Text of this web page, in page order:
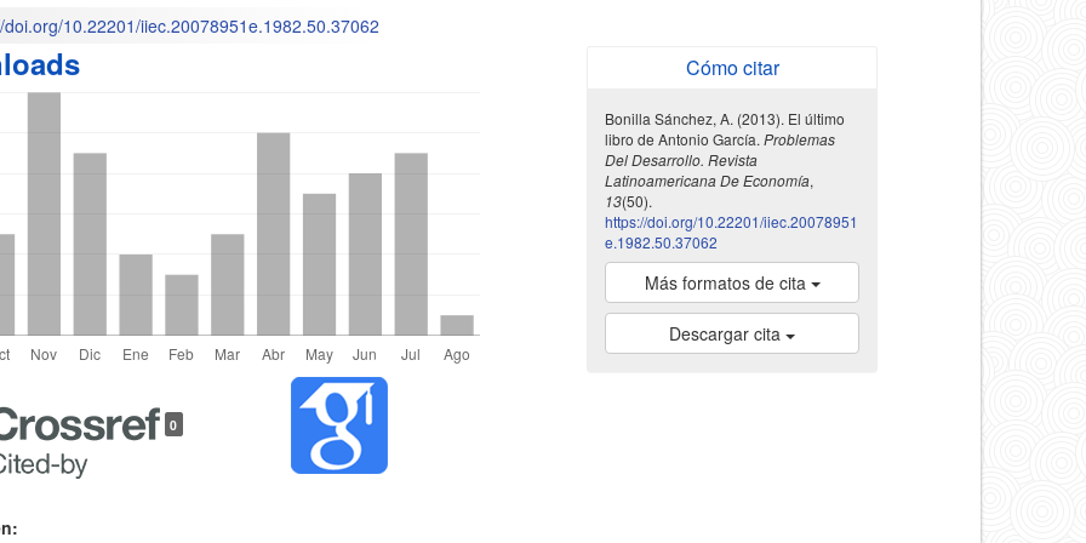
doi.org/10.22201/iiec.20078951e.1982.50.37062
0
Cómo citar
Bonilla Sánchez, A. (2013). El último
libro de Antonio García. Problemas
Del Desarrollo. Revista
Latinoamericana De Economía,
13(50).
https://doi.org/10.22201/iiec.20078951
e.1982.50.37062
Más formatos de cita
Descargar cita